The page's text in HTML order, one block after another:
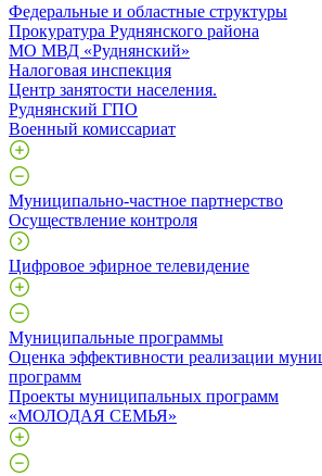
Федеральные и областные структуры
Прокуратура Руднянского района
МО МВД «Руднянский»
Налоговая инспекция
Центр занятости населения.
Руднянский ГПО
Военный комиссариат
Муниципально-частное партнерство
Осуществление контроля
Цифровое эфирное телевидение
Муниципальные программы
Оценка эффективности реализации
программ
Проекты муниципальных программ
«МОЛОДАЯ СЕМЬЯ»